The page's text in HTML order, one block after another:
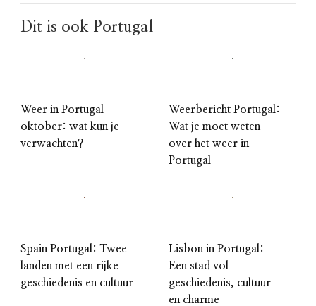
Dit is ook Portugal
Weer in Portugal
oktober: wat kun je
verwachten?
Weerbericht Portugal:
Wat je moet weten
over het weer in
Portugal
Spain Portugal: Twee
landen met een rijke
geschiedenis en cultuur
Lisbon in Portugal:
Een stad vol
geschiedenis, cultuur
en charme